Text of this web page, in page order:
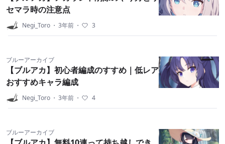
セマラ時の注意点
Negi_Toro ・ 3年前 ・ 3
ブルーアーカイブ
【ブルアカ】初心者編成のすすめ｜低レア
おすすめキャラ編成
Negi_Toro ・ 3年前 ・ 4
ブルーアーカイブ